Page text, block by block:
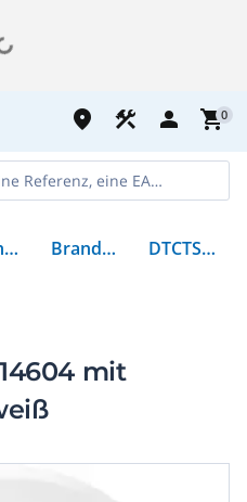
place construction person shopping_cart0
Rauchmelder Brandmelder DTCTS20WT
mit